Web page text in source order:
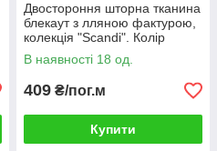
Двостороння шторна тканина
блекаут з лляною фактурою,
колекція "Scandi". Колір
димчасто-білий. Код 1903ш
В наявності 18 од.
409 ₴/пог.м
Купити